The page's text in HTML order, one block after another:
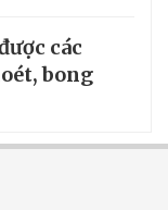
các
bong